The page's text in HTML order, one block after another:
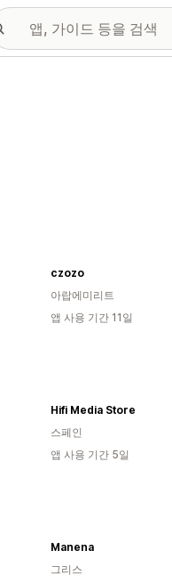
czozo
아랍에미리트
앱 사용 기간 11일
Hifi Media Store
스페인
앱 사용 기간 5일
Manena
그리스